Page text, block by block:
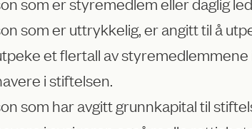
som er uttrykkelig, er angitt til å
et flertall av
i stiftelsen.
som har avgitt grunnkapital til